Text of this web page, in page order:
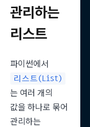
관리하는
리스트
리스트(List)
는 여러 개의
값을 하나로 묶어
관리하는